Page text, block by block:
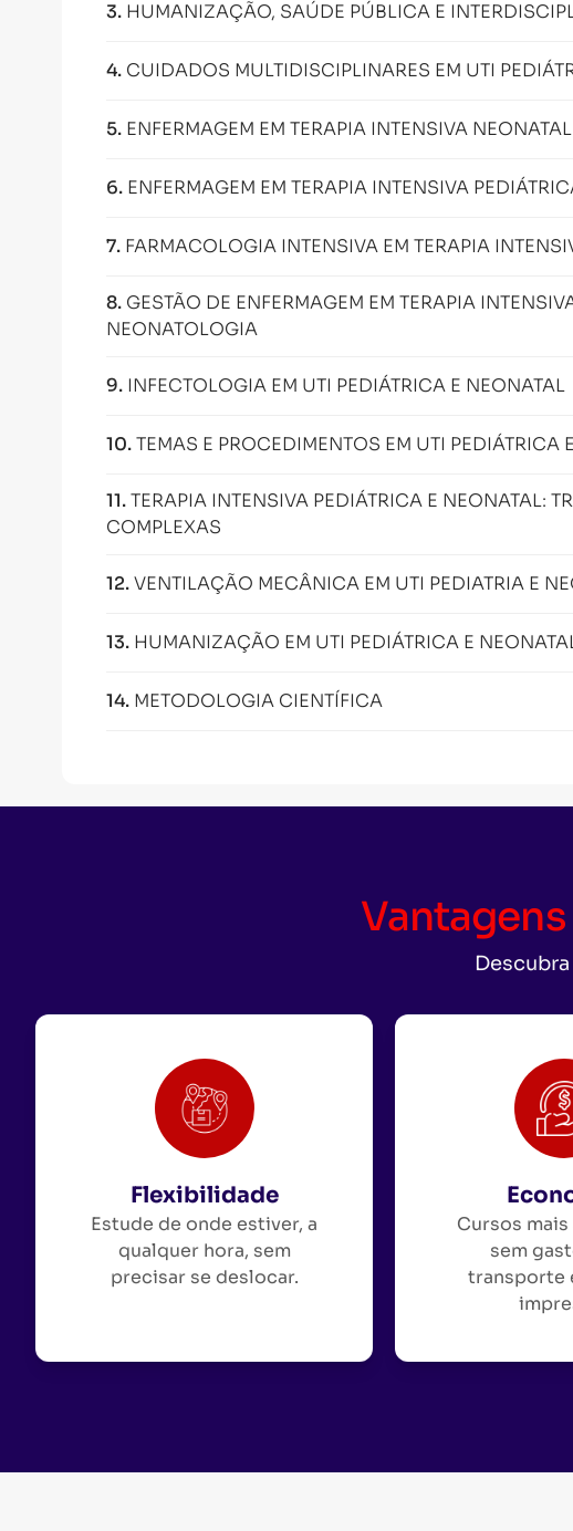
3. HUMANIZAÇÃO, SAÚDE PÚBLICA E
4. CUIDADOS MULTIDISCIPLINARES EM UTI
5. ENFERMAGEM EM TERAPIA INTENSIVA NEONATAL
6. ENFERMAGEM EM TERAPIA INTENSIVA
7. FARMACOLOGIA INTENSIVA EM TERAPIA
8. GESTÃO DE ENFERMAGEM EM TERAPIA
NEONATOLOGIA
9. INFECTOLOGIA EM UTI PEDIÁTRICA E NEONATAL
10.TEMAS E PROCEDIMENTOS EM UTI PEDIÁTRICA
11.TERAPIA INTENSIVA PEDIÁTRICA E NEONATAL:
COMPLEXAS
12.VENTILAÇÃO MECÂNICA EM UTI PEDIATRIA E
13. HUMANIZAÇÃO EM UTI PEDIÁTRICA E
14. METODOLOGIA CIENTÍFICA
Flexibilidade
Estude de onde estiver, a
qualquer hora, sem
precisar se deslocar.
Cursos
sem
transporte